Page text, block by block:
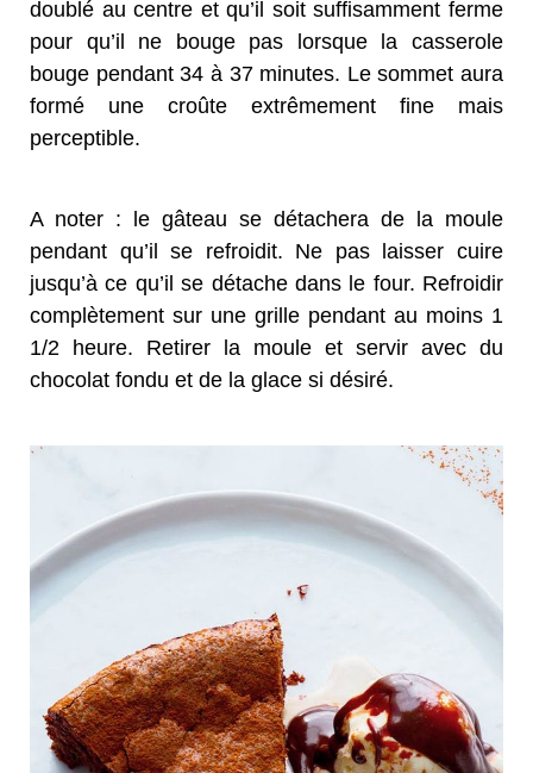
doublé au centre et qu’il soit suffisamment ferme
pour qu’il ne bouge pas lorsque la casserole
bouge pendant 34 à 37 minutes. Le sommet aura
formé une croûte extrêmement fine mais
perceptible.
A noter : le gâteau se détachera de la moule
pendant qu’il se refroidit. Ne pas laisser cuire
jusqu’à ce qu’il se détache dans le four. Refroidir
complètement sur une grille pendant au moins 1
1/2 heure. Retirer la moule et servir avec du
chocolat fondu et de la glace si désiré.